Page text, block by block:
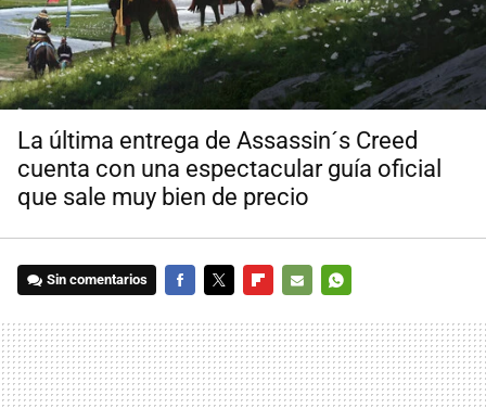
La última entrega de Assassin´s Creed
cuenta con una espectacular guía oficial
que sale muy bien de precio
Sin comentarios
MAIL